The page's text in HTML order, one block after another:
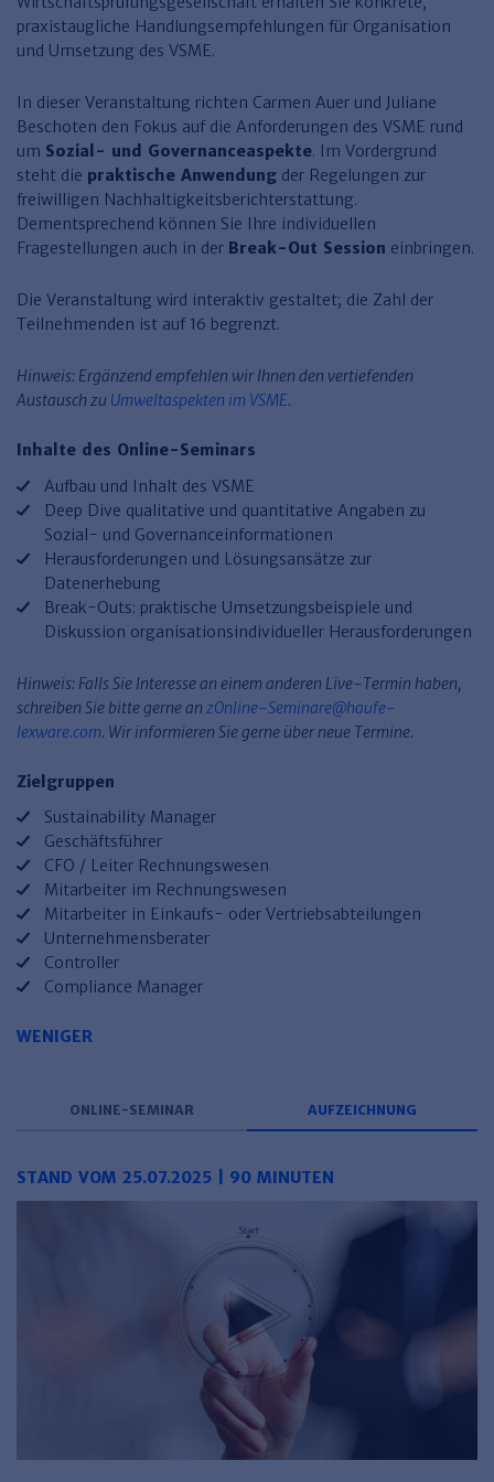
Personalmanagement und
Organisation
Personalentwicklung und
Persönlichkeitsentwicklung
Entgeltabrechnung
Steuerkanzlei und Gebühren
Familien- und Erbrecht
Miet- und WE-Recht
Verkehrsrecht
Wirtschaftsrecht
Sozialrecht
Compliance
Insolvenzrecht
Miet- und Bestandsverwaltung
Wohnungswirtschaft
Immobilienverwaltung
Finden Sie Ihr Thema
TVöD
Kommunale Finanzen
SGB & Sozialwesen
Arbeitsschutz & BGM
Finden Sie Ihr Thema
Arbeitsschutz
Betriebliches
Gesundheitsmanagement
Zurück
Produktpräsentationen
Finden Sie Ihr Thema
Haufe Personal Office
Haufe Zeugnis Manager
Haufe TVöD/TV-L Office
Haufe Immobilien
praxistaugliche Handlungsempfehlungen für Organisation
und Umsetzung des VSME.
In dieser Veranstaltung richten Carmen Auer und Juliane
Beschoten den Fokus auf die Anforderungen des VSME rund
um Sozial- und Governanceaspekte. Im Vordergrund
steht die praktische Anwendung der Regelungen zur
freiwilligen Nachhaltigkeitsberichterstattung.
Dementsprechend können Sie Ihre individuellen
Fragestellungen auch in der Break-Out Session einbringen.
Die Veranstaltung wird interaktiv gestaltet; die Zahl der
Teilnehmenden ist auf 16 begrenzt.
Hinweis: Ergänzend empfehlen wir Ihnen den vertiefenden
Austausch zu Umweltaspekten im VSME.
Inhalte des Online-Seminars
Aufbau und Inhalt des VSME
Deep Dive qualitative und quantitative Angaben zu
Sozial- und Governanceinformationen
Herausforderungen und Lösungsansätze zur
Datenerhebung
Break-Outs: praktische Umsetzungsbeispiele und
Diskussion organisationsindividueller Herausforderungen
Hinweis: Falls Sie Interesse an einem anderen Live-Termin haben,
schreiben Sie bitte gerne an zOnline-Seminare@haufe-
lexware.com. Wir informieren Sie gerne über neue Termine.
Zielgruppen
Sustainability Manager
Geschäftsführer
CFO / Leiter Rechnungswesen
Mitarbeiter im Rechnungswesen
Mitarbeiter in Einkaufs- oder Vertriebsabteilungen
Unternehmensberater
Controller
Compliance Manager
WENIGER
ONLINE-SEMINAR AUFZEICHNUNG
STAND VOM 25.07.2025 | 90 MINUTEN